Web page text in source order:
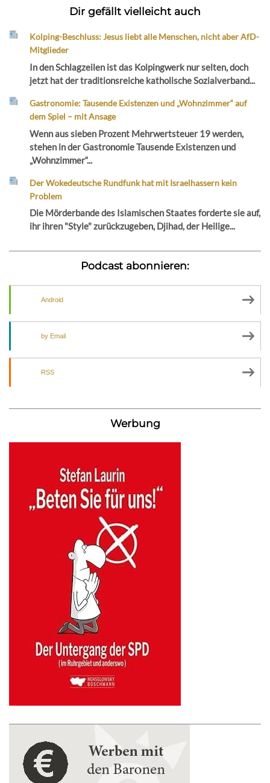
Dir gefällt vielleicht auch
Kolping-Beschluss: Jesus liebt alle Menschen, nicht aber AfD-
Mitglieder
In den Schlagzeilen ist das Kolpingwerk nur selten, doch
jetzt hat der traditionsreiche katholische Sozialverband...
Gastronomie: Tausende Existenzen und „Wohnzimmer“ auf
dem Spiel – mit Ansage
Wenn aus sieben Prozent Mehrwertsteuer 19 werden,
stehen in der Gastronomie Tausende Existenzen und
„Wohnzimmer“...
Der Wokedeutsche Rundfunk hat mit Israelhassern kein
Problem
Die Mörderbande des Islamischen Staates forderte sie auf,
ihr ihren "Style" zurückzugeben, Djihad, der Heilige...
Podcast abonnieren:
Android
by Email
RSS
Werbung